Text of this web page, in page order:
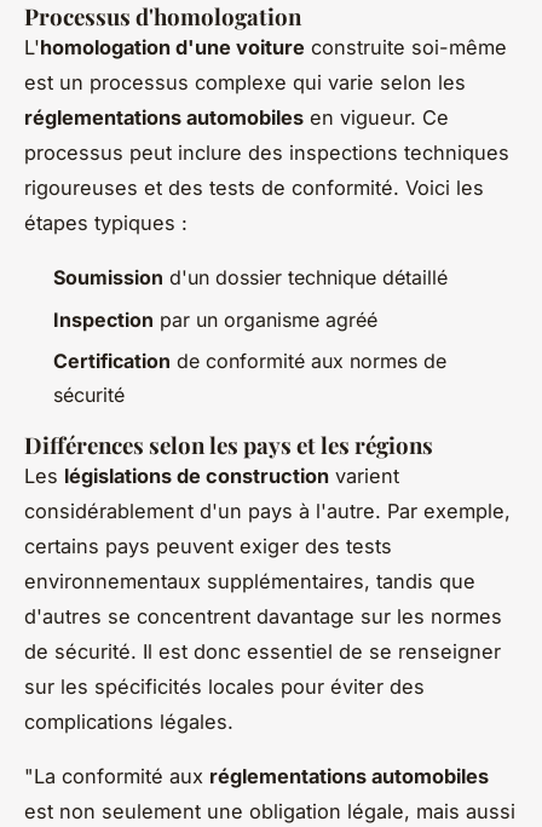
Processus d'homologation
L'homologation d'une voiture construite soi-même
est un processus complexe qui varie selon les
réglementations automobiles en vigueur. Ce
processus peut inclure des inspections techniques
rigoureuses et des tests de conformité. Voici les
étapes typiques :
Soumission d'un dossier technique détaillé
Inspection par un organisme agréé
Certification de conformité aux normes de
sécurité
Différences selon les pays et les régions
Les législations de construction varient
considérablement d'un pays à l'autre. Par exemple,
certains pays peuvent exiger des tests
environnementaux supplémentaires, tandis que
d'autres se concentrent davantage sur les normes
de sécurité. Il est donc essentiel de se renseigner
sur les spécificités locales pour éviter des
complications légales.
"La conformité aux réglementations automobiles
est non seulement une obligation légale, mais aussi